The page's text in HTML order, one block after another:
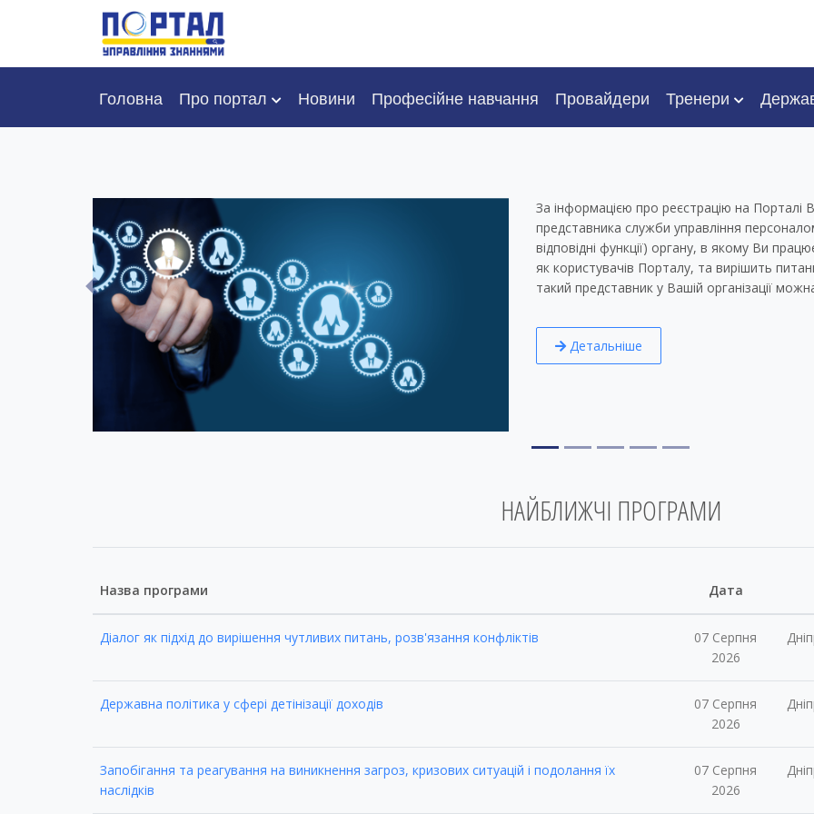
Головна Про портал Новини Професійне навчання Провайдери Тренери
на Порталі Ви також можете звертатися (у разі потреби) до
персоналом (структурного підрозділу, який виконує
в якому Ви працюєте, це пришвидшить задоволення Ваших запитів,
питання, які виникли під час реєстрації. Дізнатися чи є
можна за посиланням
Previous
НАЙБЛИЖЧІ ПРОГРАМИ
Назва програми Дата
Діалог як підхід до вирішення чутливих питань, розв'язання конфліктів
07 Серпня
2026
Державна політика у сфері детінізації доходів
07 Серпня
2026
Запобігання та реагування на виникнення загроз, кризових ситуацій і подолання їх
наслідків
07 Серпня
2026